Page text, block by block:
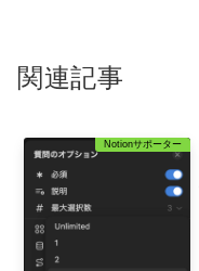
関連記事
Notionサポーター